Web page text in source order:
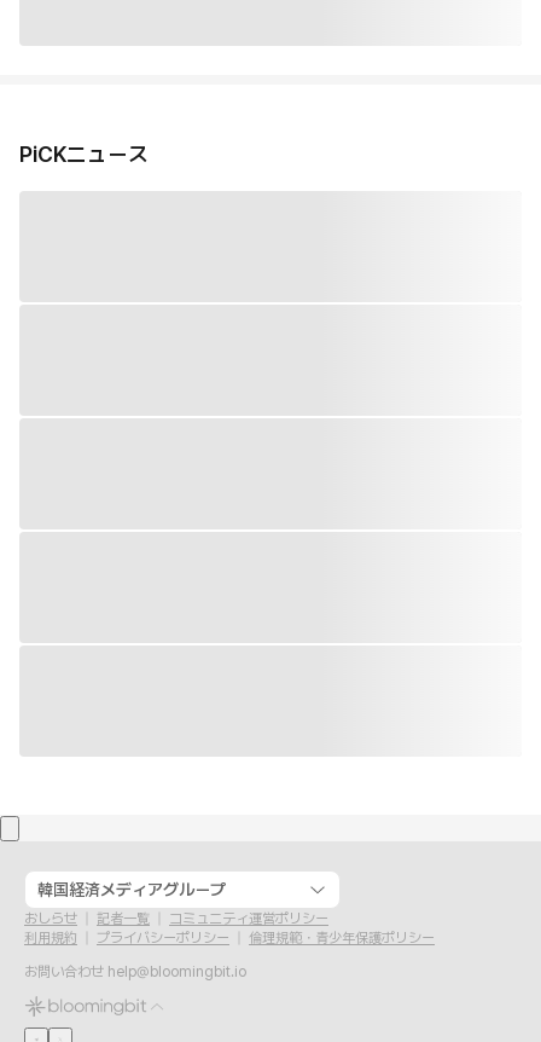
PiCKニュース
韓国経済メディアグループ
おしらせ 記者一覧
コミュニティ運営ポリシー
利用規約
プライバシーポリシー
倫理規範・青少年保護ポリシー
お問い合わせ help@bloomingbit.io